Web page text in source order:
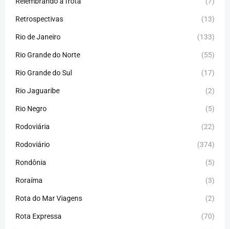
Retrospectivas (13)
Rio de Janeiro (133)
Rio Grande do Norte (55)
Rio Grande do Sul (17)
Rio Jaguaribe (2)
Rio Negro (5)
Rodoviária (22)
Rodoviário (374)
Rondônia (5)
Roraíma (3)
Rota do Mar Viagens (2)
Rota Expressa (70)